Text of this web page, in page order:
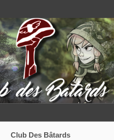
Club Des Bâtards